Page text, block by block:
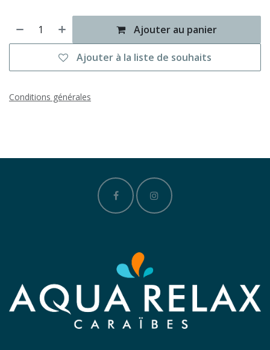
Ajouter au panier
Ajouter à la liste de souhaits
Conditions générales